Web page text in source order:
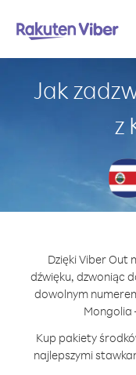
Jak
z
Dzięki Viber Out
dźwięku, dzwoniąc
dowolnym
Mongolia
Kup pakiety
najlepszymi